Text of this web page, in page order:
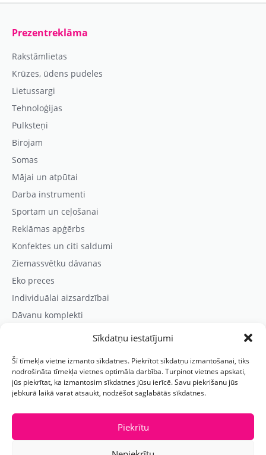
Sīkdatņu iestatījumi
Šī tīmekļa vietne izmanto sīkdatnes. Piekrītot sīkdatņu izmantošanai, tiks
nodrošināta tīmekļa vietnes optimāla darbība. Turpinot vietnes apskati,
jūs piekrītat, ka izmantosim sīkdatnes jūsu ierīcē. Savu piekrišanu jūs
jebkurā laikā varat atsaukt, nodzēšot saglabātās sīkdatnes.
Piekrītu
Prezentreklāma
Rakstāmlietas
Krūzes, ūdens pudeles
Lietussargi
Tehnoloģijas
Pulksteņi
Birojam
Somas
Mājai un atpūtai
Darba instrumenti
Sportam un ceļošanai
Reklāmas apģērbs
Konfektes un citi saldumi
Ziemassvētku dāvanas
Eko preces
Individuālai aizsardzībai
Dāvanu komplekti
Kontaktinformācija
Prezentreklāmas aģentūra “PARIS”
Reģ.nr.: 40103625328